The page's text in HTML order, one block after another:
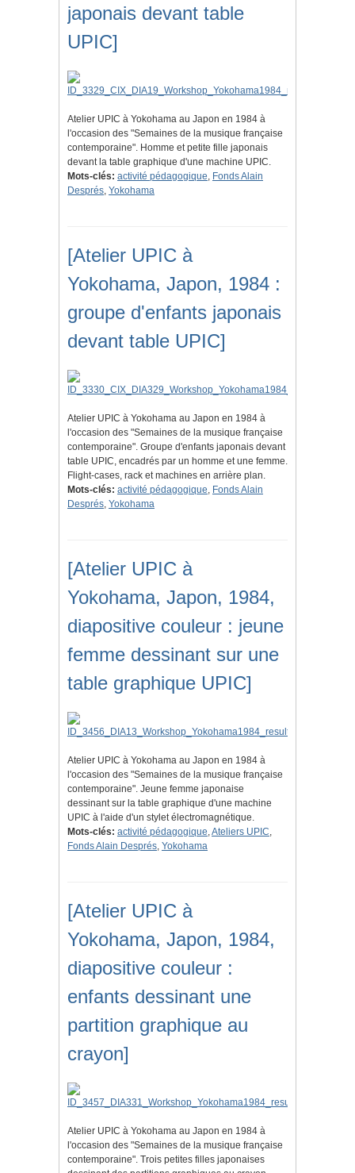
japonais devant table
UPIC]
Atelier UPIC à Yokohama au Japon en 1984 à
l'occasion des "Semaines de la musique française
contemporaine". Homme et petite fille japonais
devant la table graphique d'une machine UPIC.
Mots-clés: activité pédagogique, Fonds Alain
Després, Yokohama
[Atelier UPIC à
Yokohama, Japon, 1984 :
groupe d'enfants japonais
devant table UPIC]
Atelier UPIC à Yokohama au Japon en 1984 à
l'occasion des "Semaines de la musique française
contemporaine". Groupe d'enfants japonais devant
table UPIC, encadrés par un homme et une femme.
Flight-cases, rack et machines en arrière plan.
Mots-clés: activité pédagogique, Fonds Alain
Després, Yokohama
[Atelier UPIC à
Yokohama, Japon, 1984,
diapositive couleur : jeune
femme dessinant sur une
table graphique UPIC]
Atelier UPIC à Yokohama au Japon en 1984 à
l'occasion des "Semaines de la musique française
contemporaine". Jeune femme japonaise
dessinant sur la table graphique d'une machine
UPIC à l'aide d'un stylet électromagnétique.
Mots-clés: activité pédagogique,Ateliers UPIC,
Fonds Alain Després, Yokohama
[Atelier UPIC à
Yokohama, Japon, 1984,
diapositive couleur :
enfants dessinant une
partition graphique au
crayon]
Atelier UPIC à Yokohama au Japon en 1984 à
l'occasion des "Semaines de la musique française
contemporaine". Trois petites filles japonaises